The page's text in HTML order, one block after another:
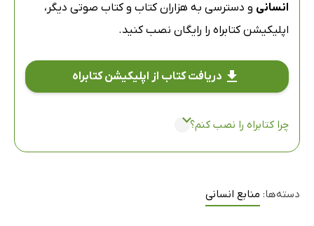
انسانی و دسترسی به هزاران کتاب و کتاب صوتی دیگر،
اپلیکیشن کتابراه را رایگان نصب کنید.
دریافت کتاب از اپلیکیشن کتابراه
چرا کتابراه را نصب کنم؟
دسته‌ها: منابع انسانی